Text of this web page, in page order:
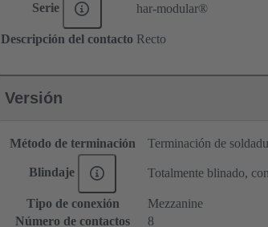
Serie har-modular®
Descripción del contacto Recto
Versión
Método de terminación Terminación de
Blindaje Totalmente blinado,
Tipo de conexión
Mezzanine
Número de contactos
8